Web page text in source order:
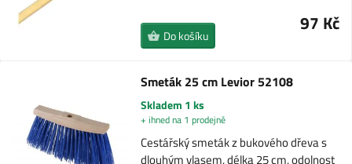
97 Kč
Do košíku
Smeták 25 cm Levior 52108
Skladem 1 ks
+ ihned na 1 prodejně
Cestářský smeták z bukového dřeva s
dlouhým vlasem, délka 25 cm, odolnost